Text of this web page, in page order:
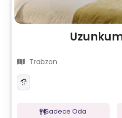
Trabzon
Sadece Oda